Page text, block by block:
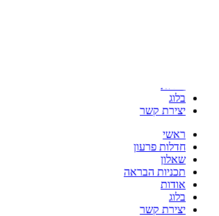
אודות
בלוג
יצירת קשר
ראשי
חדלות פרעון
שאלון
תכניות הבראה
אודות
בלוג
יצירת קשר